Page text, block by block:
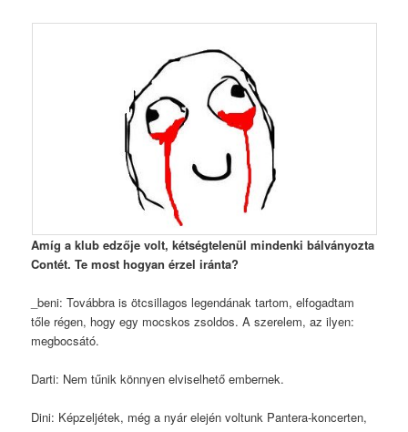
Amíg a klub edzője volt, kétségtelenül mindenki bálványozta
Contét. Te most hogyan érzel iránta?
_beni: Továbbra is ötcsillagos legendának tartom, elfogadtam
tőle régen, hogy egy mocskos zsoldos. A szerelem, az ilyen:
megbocsátó.
Darti: Nem tűnik könnyen elviselhető embernek.
Dini: Képzeljétek, még a nyár elején voltunk Pantera-koncerten,